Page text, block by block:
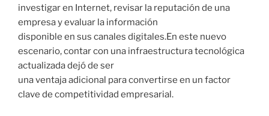
investigar en Internet, revisar la reputación de una
empresa y evaluar la información
disponible en sus canales digitales.En este nuevo
escenario, contar con una infraestructura tecnológica
actualizada dejó de ser
una ventaja adicional para convertirse en un factor
clave de competitividad empresarial.